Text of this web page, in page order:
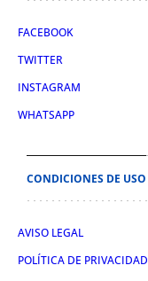
FACEBOOK
TWITTER
INSTAGRAM
WHATSAPP
CONDICIONES DE USO
AVISO LEGAL
POLÍTICA DE PRIVACIDAD